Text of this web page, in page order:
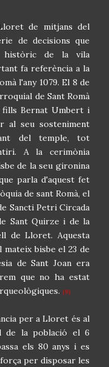
de mitjans del
de decisions que
històric de la vila
fa referència a la
l'any 1079. El 8 de
de Sant Romà
fills Bernat Umbert i
al seu sosteniment
del temple, tot
A la cerimònia
de la seu gironina
parla d'aquest fet
de sant Romà, el
Sancti Petri Circada
Sant Quirze i de la
de Lloret. Aquesta
bisbe el 23 de
de Sant Joan era
que no ha estat
(9)
per a Lloret és al
de la població el 6
els 80 anys i es
per disposar les